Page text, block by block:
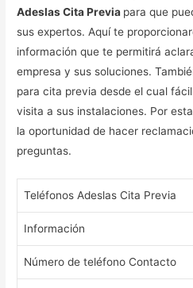
Adeslas Cita Previa para que
sus expertos. Aquí te
información que te permitirá
empresa y sus soluciones.
para cita previa desde el cual
visita a sus instalaciones. Por
la oportunidad de hacer
preguntas.
Teléfonos Adeslas Cita Previa
Información
Número de teléfono Contacto